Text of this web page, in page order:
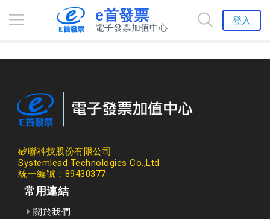
e首發票
電子發票加值中心
登入
矽聯科技股份有限公司
Systemlead Technologies Co.,Ltd
統一編號：89430377
常用連結
關於我們